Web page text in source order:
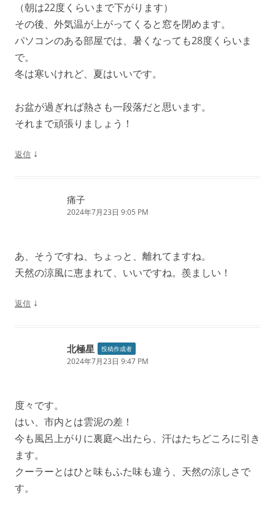
（朝は22度くらいまで下がります）
その後、外気温が上がってくると窓を閉めます。
パソコンのある部屋では、暑くなっても28度くらいま
で。
冬は寒いけれど、夏はいいです。
お盆が過ぎれば熱さも一段落だと思います。
それまで頑張りましょう！
返信 ↓
痛子
2024年7月23日 9:05 PM
あ、そうですね、ちょっと、離れてますね。
天然の涼風に恵まれて、いいですね。羨ましい！
返信 ↓
北極星 投稿作成者
2024年7月23日 9:47 PM
度々です。
はい、市内とは雲泥の差！
今も風呂上がりに裏庭へ出たら、汗はたちどころに引き
ます。
クーラーとはひと味もふた味も違う、天然の涼しさで
す。